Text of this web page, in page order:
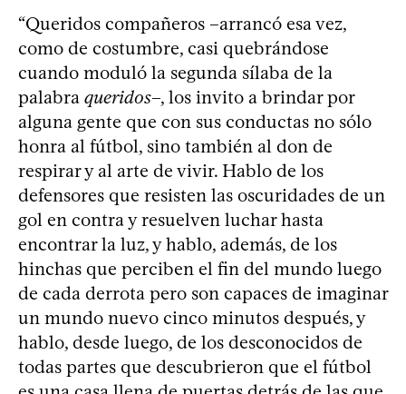
“Queridos compañeros –arrancó esa vez,
como de costumbre, casi quebrándose
cuando moduló la segunda sílaba de la
palabra queridos–, los invito a brindar por
alguna gente que con sus conductas no sólo
honra al fútbol, sino también al don de
respirar y al arte de vivir. Hablo de los
defensores que resisten las oscuridades de un
gol en contra y resuelven luchar hasta
encontrar la luz, y hablo, además, de los
hinchas que perciben el fin del mundo luego
de cada derrota pero son capaces de imaginar
un mundo nuevo cinco minutos después, y
hablo, desde luego, de los desconocidos de
todas partes que descubrieron que el fútbol